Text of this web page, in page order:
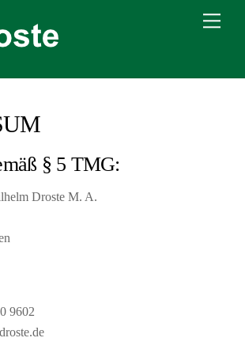
§ 5 TMG:
Droste M. A.
9602